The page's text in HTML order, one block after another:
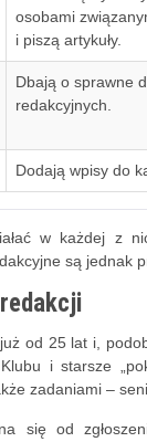
osobami
i piszą artykuły.
Dbają o sprawne
redakcyjnych.
Dodają wpisy do
w każdej z
są jednak
już od 25 lat i,
i starsze
zadaniami –
się od